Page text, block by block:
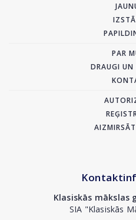
PAR
DRAUGI UN
Klasiskās
SIA "Klasiskās